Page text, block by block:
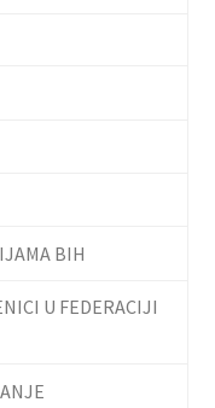
BIH
U FEDERACIJI